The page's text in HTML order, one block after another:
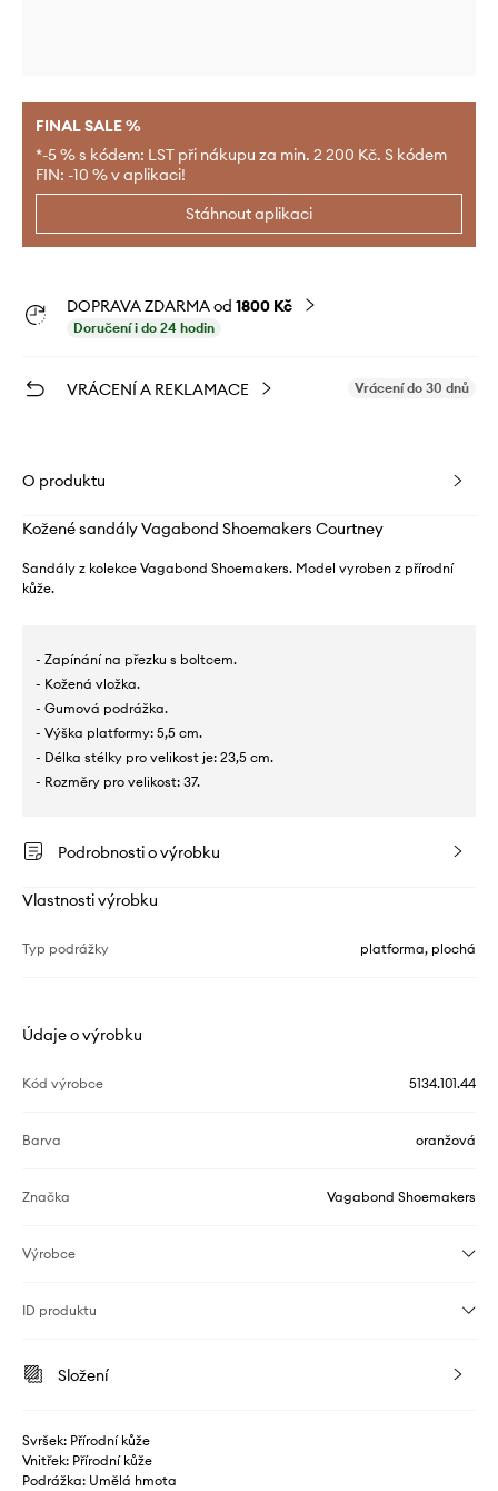
FINAL SALE %
*-5 % s kódem: LST při nákupu za min. 2 200 Kč. S kódem
FIN: -10 % v aplikaci!
Stáhnout aplikaci
DOPRAVA ZDARMA od 1800 Kč
Doručení i do 24 hodin
VRÁCENÍ A REKLAMACE Vrácení do 30 dnů
O produktu
Kožené sandály Vagabond Shoemakers Courtney
Sandály z kolekce Vagabond Shoemakers. Model vyroben z přírodní
kůže.
- Zapínání na přezku s boltcem.
- Kožená vložka.
- Gumová podrážka.
- Výška platformy: 5,5 cm.
- Délka stélky pro velikost je: 23,5 cm.
- Rozměry pro velikost: 37.
Podrobnosti o výrobku
Vlastnosti výrobku
Typ podrážky platforma, plochá
Údaje o výrobku
Kód výrobce 5134.101.44
Barva oranžová
Značka Vagabond Shoemakers
Výrobce
ID produktu
Složení
Svršek: Přírodní kůže
Vnitřek: Přírodní kůže
Podrážka: Umělá hmota